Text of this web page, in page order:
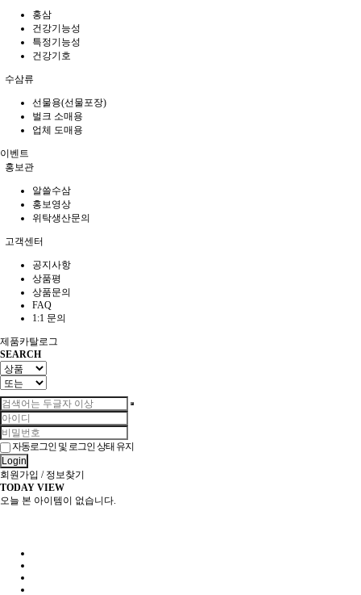
홍삼
건강기능성
특정기능성
건강기호
수삼류
선물용(선물포장)
벌크 소매용
업체 도매용
이벤트
홍보관
알쓸수삼
홍보영상
위탁생산문의
고객센터
공지사항
상품평
상품문의
FAQ
1:1 문의
제품카탈로그
SEARCH
자동로그인 및 로그인 상태 유지
Login
회원가입 / 정보찾기
TODAY VIEW
오늘 본 아이템이 없습니다.